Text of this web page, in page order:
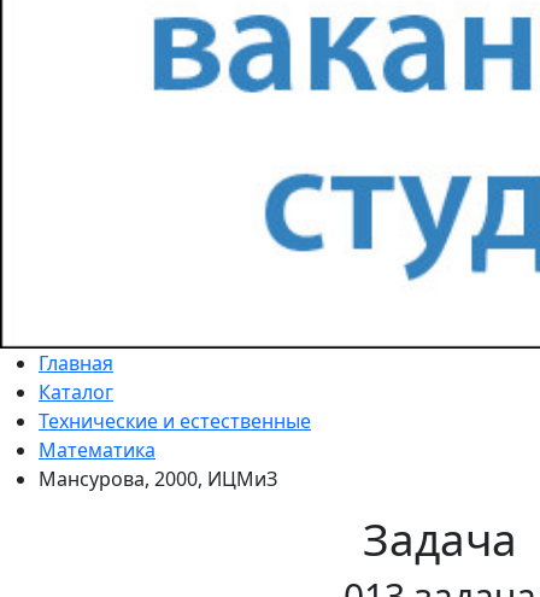
Главная
Каталог
Технические и естественные
Математика
Мансурова, 2000, ИЦМиЗ
Задача